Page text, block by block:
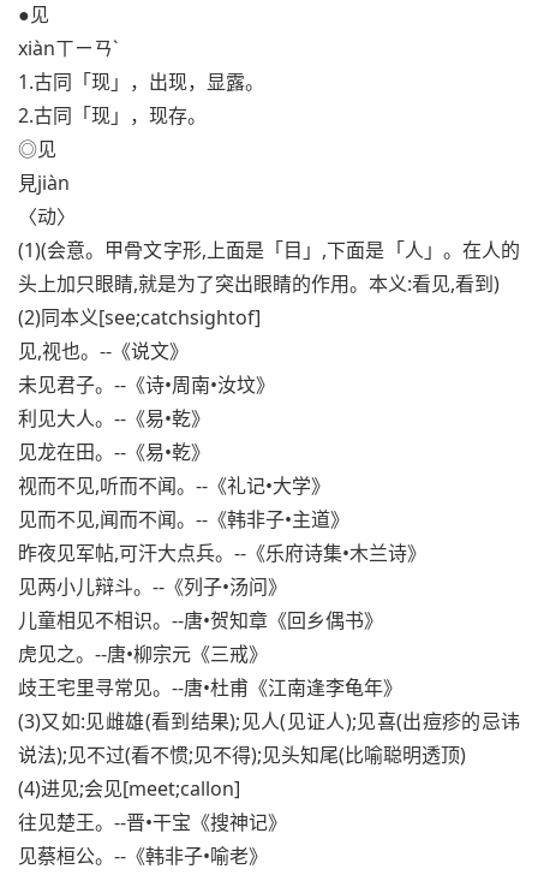
●见
xiànㄒㄧㄢˋ
1.古同「现」，出现，显露。
2.古同「现」，现存。
◎见
見jiàn
〈动〉
(1)(会意。甲骨文字形,上面是「目」,下面是「人」。在人的
头上加只眼睛,就是为了突出眼睛的作用。本义:看见,看到)
(2)同本义[see;catchsightof]
见,视也。--《说文》
未见君子。--《诗•周南•汝坟》
利见大人。--《易•乾》
见龙在田。--《易•乾》
视而不见,听而不闻。--《礼记•大学》
见而不见,闻而不闻。--《韩非子•主道》
昨夜见军帖,可汗大点兵。--《乐府诗集•木兰诗》
见两小儿辩斗。--《列子•汤问》
儿童相见不相识。--唐•贺知章《回乡偶书》
虎见之。--唐•柳宗元《三戒》
歧王宅里寻常见。--唐•杜甫《江南逢李龟年》
(3)又如:见雌雄(看到结果);见人(见证人);见喜(出痘疹的忌讳
说法);见不过(看不惯;见不得);见头知尾(比喻聪明透顶)
(4)进见;会见[meet;callon]
往见楚王。--晋•干宝《搜神记》
见蔡桓公。--《韩非子•喻老》